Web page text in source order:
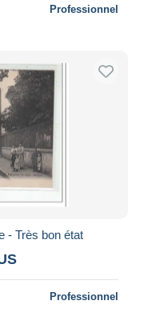
Professionnel
- Très bon état
Professionnel